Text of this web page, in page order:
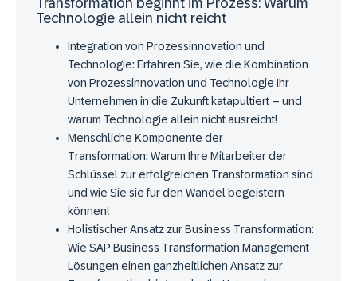
Transformation beginnt im Prozess: Warum
Technologie allein nicht reicht
Integration von Prozessinnovation und
Technologie:Erfahren Sie, wie die Kombination
von Prozessinnovation und Technologie Ihr
Unternehmen in die Zukunft katapultiert – und
warum Technologie allein nicht ausreicht!
Menschliche Komponente der
Transformation:Warum Ihre Mitarbeiter der
Schlüssel zur erfolgreichen Transformation sind
und wie Sie sie für den Wandel begeistern
können!
Holistischer Ansatz zur Business Transformation:
Wie SAP Business Transformation Management
Lösungen einen ganzheitlichen Ansatz zur